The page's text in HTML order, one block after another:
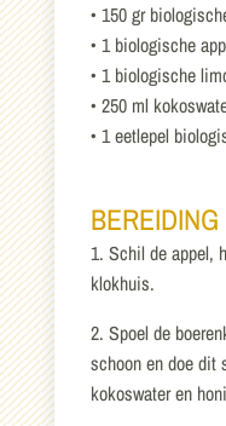
• 150 gr
• 1 biologische
• 1 biologische
• 250 ml
• 1 eetlepel
BEREIDING
1. Schil de appel,
klokhuis.
2. Spoel de
schoon en doe dit
kokoswater en